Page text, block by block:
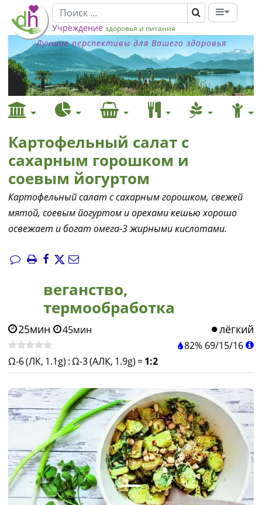
Учреждение здоровья и питания
Лучшие перспективы для Вашего здоровья
Картофельный салат с
сахарным горошком и
соевым йогуртом
Картофельный салат с сахарным горошком, свежей
мятой, соевым йогуртом и орехами кешью хорошо
освежает и богат омега-3 жирными кислотами.
веганство,
термообработка
25мин 45мин лёгкий
82% 69/15/16
Ω-6 (ЛК, 1.1g) :Ω-3 (АЛК, 1.9g) =1:2